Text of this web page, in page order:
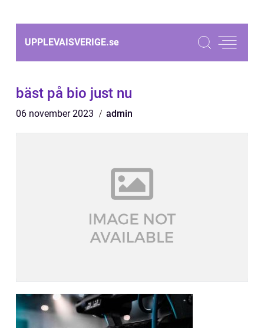
UPPLEVAISVERIGE.se
bäst på bio just nu
06 november 2023 admin